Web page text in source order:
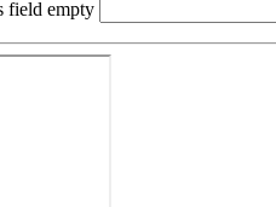
field empty